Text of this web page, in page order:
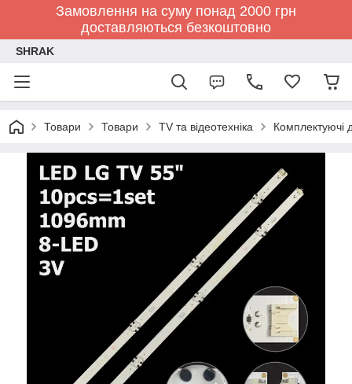
Замовлення на суму понад 2000 грн
доставляються безкоштовно
SHRAK
Товари Товари TV та відеотехніка Комплектуючі